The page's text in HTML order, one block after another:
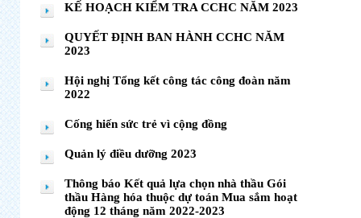
KẾ HOẠCH KIỂM TRA CCHC NĂM 2023
QUYẾT ĐỊNH BAN HÀNH CCHC NĂM
2023
Hội nghị Tổng kết công tác công đoàn năm
2022
Cống hiến sức trẻ vì cộng đồng
Quản lý điều dưỡng 2023
Thông báo Kết quả lựa chọn nhà thầu Gói
thầu Hàng hóa thuộc dự toán Mua sắm hoạt
động 12 tháng năm 2022-2023